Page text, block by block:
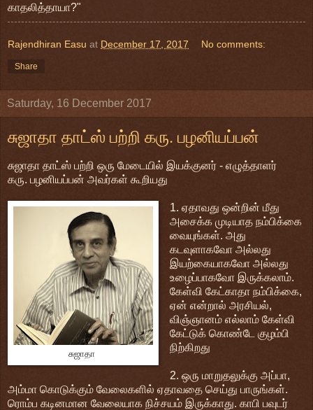
காதலித்தாயா?"
Rajendhiran Easu at December 17, 2017 No comments:
Share
Saturday, 16 December 2017
சுஜாதா தாட்ஸ் பற்றி கரு. பழனியப்பன்
சுஜாதா தாட்ஸ் பற்றி ஒரு மேடையில் இயக்குனர் - எழுத்தாளர்
கரு. பழனியப்பன் அவர்கள் கூறியது
சுஜாதா
1. ஏதாவது ஒன்றின் மீது
அசைக்க முடியாத நம்பிக்கை
வையுங்கள். அது
கடவுளாகவோ அல்லது
இயற்கையாகவோ அல்லது
உழைப்பாகவோ இருக்கலாம்.
கேள்வி கேட்காதா நம்பிக்கை,
ஏன் என்றால் அரசியல்,
விஞ்ஞானம் எல்லாம் கேள்வி
கேட்டுக் கொண்டே குழம்பி
நிற்கிறது
2. ஒரு மாறுதலுக்கு அப்பா,
அம்மா கொடுக்கும் வேலைகளில் ஏதாவதை செய்து பாருங்கள்.
ரொம்ப கடினமான வேலையாக நிச்சயம் இருக்காது. காபி பவுடர்